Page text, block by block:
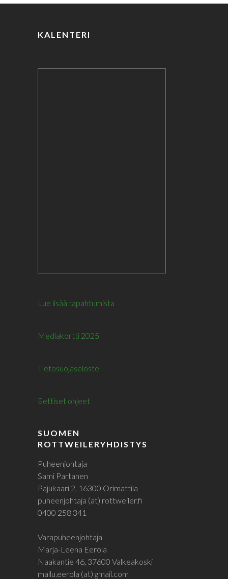
k
KALENTERI
Lue lisää tapahtumista
Mediakortti 2025
Tietosuojaseloste
Eettiset ohjeet
SUOMEN
ROTTWEILERYHDISTYS
Puheenjohtaja
Sami Partanen
Pajukaari 2, 16300 Orimattila
puheenjohtaja (at) rottweiler.fi
0400 258 341
Varapuheenjohtaja
Marja-Leena Eerola
Naakantie 46, 37600 Valkeakoski
mallu.eerola (at) gmail.com